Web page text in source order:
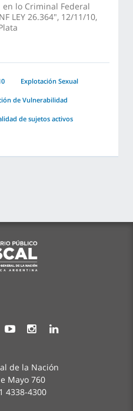
en lo Criminal Federal
LEY 26.364", 12/11/10,
Explotación Sexual
de Vulnerabilidad
de sujetos activos
de la Nación
Mayo 760
4338-4300